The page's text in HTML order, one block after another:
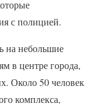
с полицией.
на небольшие
в центре города,
Около 50 человек
комплекса,